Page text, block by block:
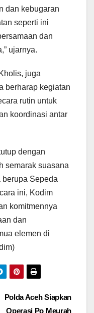
dan kebugaran
seperti ini
dan
ujarnya.
juga
berharap kegiatan
rutin untuk
koordinasi antar
dengan
semarak suasana
Sepeda
ini, Kodim
komitmennya
dan
elemen di
Polda Aceh Siapkan
Operasi Po Meurah